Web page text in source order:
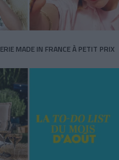
MADE IN FRANCE À PETIT PRIX